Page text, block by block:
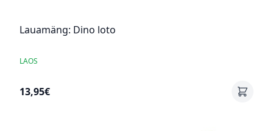
Lauamäng: Dino loto
LAOS
13,95€